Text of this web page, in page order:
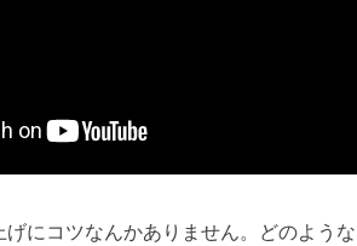
げにコツなんかありません。どのよう